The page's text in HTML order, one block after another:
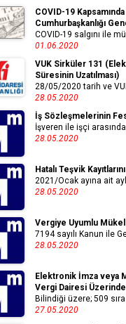
COVID-19
Cumhurbaşkanlığı
COVID-19 salgını ile
01.06.2020
VUK Sirküler 131
Süresinin Uzatılması)
28/05/2020 tarih ve
28.05.2020
İş Sözleşmelerinin
İşveren ile işçi
28.05.2020
Hatalı Teşvik
2021/Ocak ayına ait
28.05.2020
Vergiye Uyumlu
7194 sayılı Kanun ile
28.05.2020
Elektronik İmza veya
Vergi Dairesi
Bilindiği üzere; 509
27.05.2020